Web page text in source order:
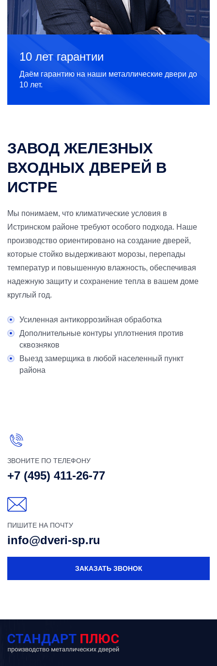
10 лет гарантии
Даём гарантию на наши металлические двери до
10 лет.
ЗАВОД ЖЕЛЕЗНЫХ
ВХОДНЫХ ДВЕРЕЙ В
ИСТРЕ
Мы понимаем, что климатические условия в
Истринском районе требуют особого подхода. Наше
производство ориентировано на создание дверей,
которые стойко выдерживают морозы, перепады
температур и повышенную влажность, обеспечивая
надежную защиту и сохранение тепла в вашем доме
круглый год.
Усиленная антикоррозийная обработка
Дополнительные контуры уплотнения против
сквозняков
Выезд замерщика в любой населенный пункт
района
ЗВОНИТЕ ПО ТЕЛЕФОНУ
+7 (495) 411-26-77
ПИШИТЕ НА ПОЧТУ
info@dveri-sp.ru
ЗАКАЗАТЬ ЗВОНОК